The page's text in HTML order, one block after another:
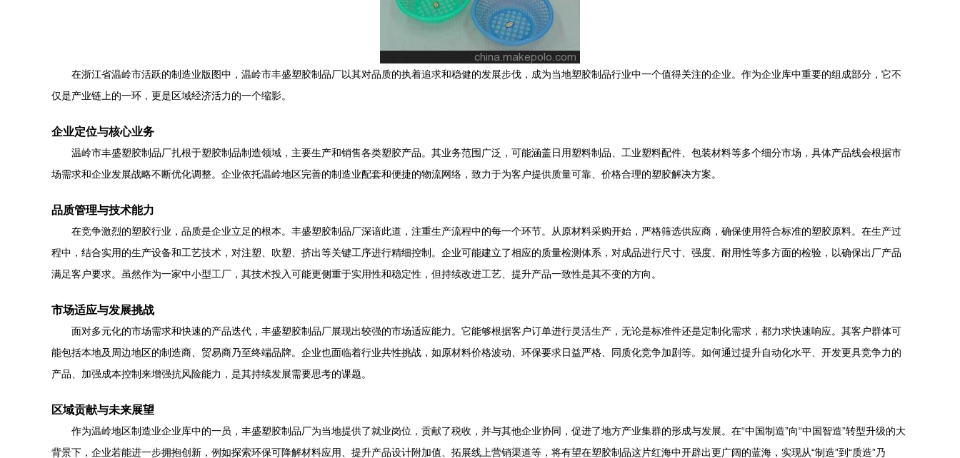
在浙江省温岭市活跃的制造业版图中，温岭市丰盛塑胶制品厂以其对品质的执着追求和稳健的发展步伐，成为当地塑胶制品行业中一个值得关注的企业。作为企业库中重要的组成部分，它不
仅是产业链上的一环，更是区域经济活力的一个缩影。
企业定位与核心业务
温岭市丰盛塑胶制品厂扎根于塑胶制品制造领域，主要生产和销售各类塑胶产品。其业务范围广泛，可能涵盖日用塑料制品、工业塑料配件、包装材料等多个细分市场，具体产品线会根据市
场需求和企业发展战略不断优化调整。企业依托温岭地区完善的制造业配套和便捷的物流网络，致力于为客户提供质量可靠、价格合理的塑胶解决方案。
品质管理与技术能力
在竞争激烈的塑胶行业，品质是企业立足的根本。丰盛塑胶制品厂深谙此道，注重生产流程中的每一个环节。从原材料采购开始，严格筛选供应商，确保使用符合标准的塑胶原料。在生产过
程中，结合实用的生产设备和工艺技术，对注塑、吹塑、挤出等关键工序进行精细控制。企业可能建立了相应的质量检测体系，对成品进行尺寸、强度、耐用性等多方面的检验，以确保出厂产品
满足客户要求。虽然作为一家中小型工厂，其技术投入可能更侧重于实用性和稳定性，但持续改进工艺、提升产品一致性是其不变的方向。
市场适应与发展挑战
面对多元化的市场需求和快速的产品迭代，丰盛塑胶制品厂展现出较强的市场适应能力。它能够根据客户订单进行灵活生产，无论是标准件还是定制化需求，都力求快速响应。其客户群体可
能包括本地及周边地区的制造商、贸易商乃至终端品牌。企业也面临着行业共性挑战，如原材料价格波动、环保要求日益严格、同质化竞争加剧等。如何通过提升自动化水平、开发更具竞争力的
产品、加强成本控制来增强抗风险能力，是其持续发展需要思考的课题。
区域贡献与未来展望
作为温岭地区制造业企业库中的一员，丰盛塑胶制品厂为当地提供了就业岗位，贡献了税收，并与其他企业协同，促进了地方产业集群的形成与发展。在“中国制造”向“中国智造”转型升级的大
背景下，企业若能进一步拥抱创新，例如探索环保可降解材料应用、提升产品设计附加值、拓展线上营销渠道等，将有望在塑胶制品这片红海中开辟出更广阔的蓝海，实现从“制造”到“质造”乃